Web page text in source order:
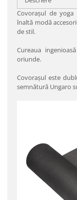
Covorașul de yoga
înaltă modă
de stil.
Cureaua
oriunde.
Covorașul este
semnătură Ungaro